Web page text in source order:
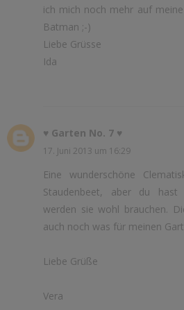
ich mich noch mehr auf
Batman ;-)
Liebe Grüsse
Ida
♥ Garten No. 7 ♥
17. Juni 2013 um 16:29
Eine wunderschöne
Staudenbeet, aber du hast
werden sie wohl brauchen.
auch noch was für meinen
Liebe Grüße
Vera